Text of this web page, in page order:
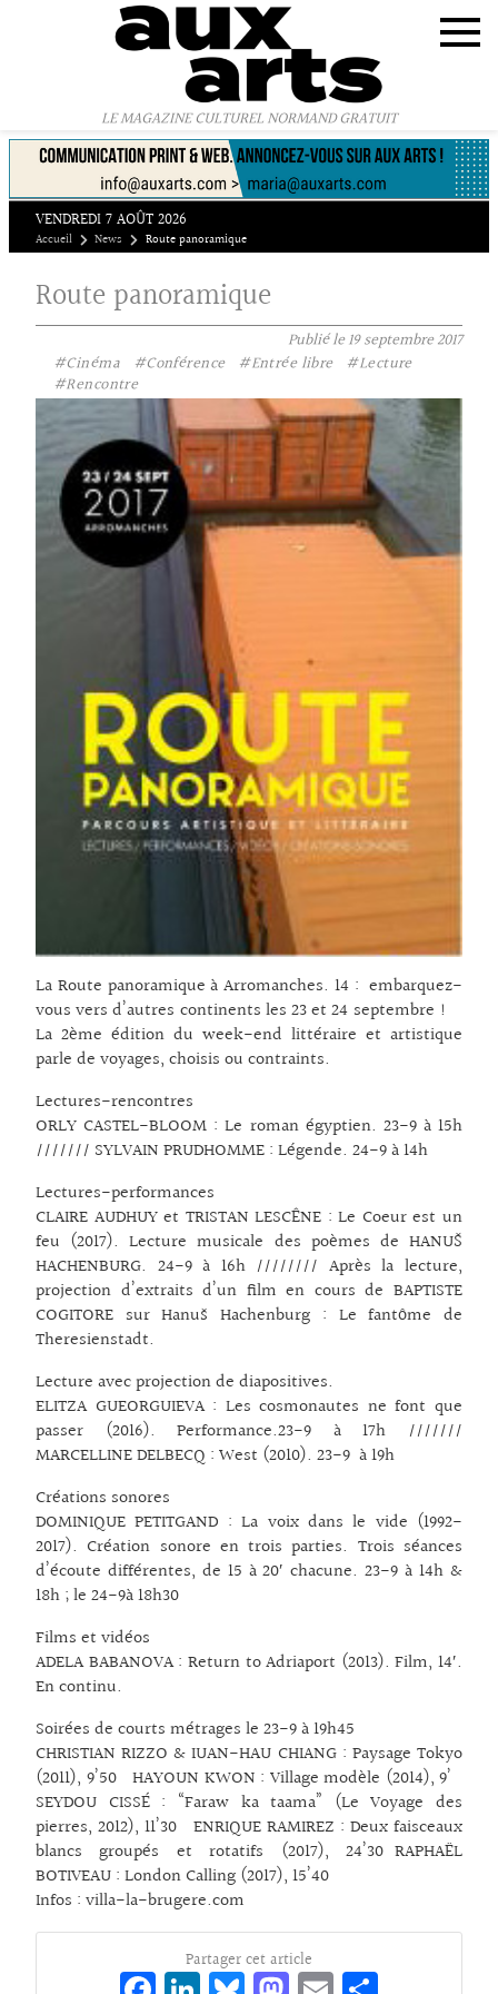
LE MAGAZINE CULTUREL NORMAND GRATUIT
VENDREDI 7 AOÛT 2026
Accueil News Route panoramique
Route panoramique
Publié le19 septembre 2017
#Cinéma
#Conférence #Entrée libre
#Lecture
#Rencontre
La Route panoramique à Arromanches. 14 : embarquez-
vous vers d’autres continents les 23 et 24 septembre !
La 2ème édition du week-end littéraire et artistique
parle de voyages, choisis ou contraints.
Lectures-rencontres
ORLY CASTEL-BLOOM : Le roman égyptien. 23-9 à 15h
/////// SYLVAIN PRUDHOMME : Légende. 24-9 à 14h
Lectures-performances
CLAIRE AUDHUY et TRISTAN LESCÊNE : Le Coeur est un
feu (2017). Lecture musicale des poèmes de HANUŠ
HACHENBURG. 24-9 à 16h //////// Après la lecture,
projection d’extraits d’un film en cours de BAPTISTE
COGITORE sur Hanuš Hachenburg : Le fantôme de
Theresienstadt.
Lecture avec projection de diapositives.
ELITZA GUEORGUIEVA : Les cosmonautes ne font que
passer (2016). Performance.23-9 à 17h ///////
MARCELLINE DELBECQ : West (2010). 23-9 à 19h
Créations sonores
DOMINIQUE PETITGAND : La voix dans le vide (1992-
2017). Création sonore en trois parties. Trois séances
d’écoute différentes, de 15 à 20′ chacune. 23-9 à 14h &
18h ; le 24-9à 18h30
Films et vidéos
ADELA BABANOVA : Return to Adriaport (2013). Film, 14′.
En continu.
Soirées de courts métrages le 23-9 à 19h45
CHRISTIAN RIZZO & IUAN-HAU CHIANG : Paysage Tokyo
(2011), 9’50 HAYOUN KWON : Village modèle (2014), 9’
SEYDOU CISSÉ : “Faraw ka taama” (Le Voyage des
pierres, 2012), 11’30 ENRIQUE RAMIREZ : Deux faisceaux
blancs groupés et rotatifs (2017), 24’30 RAPHAËL
BOTIVEAU : London Calling (2017), 15’40
Infos : villa-la-brugere.com
Partager cet article
Panneau de gestion des cookies